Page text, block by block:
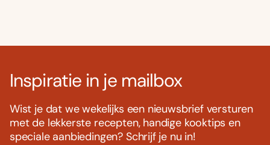
Inspiratie in je mailbox
Wist je dat we wekelijks een nieuwsbrief versturen
met de lekkerste recepten, handige kooktips en
speciale aanbiedingen? Schrijf je nu in!